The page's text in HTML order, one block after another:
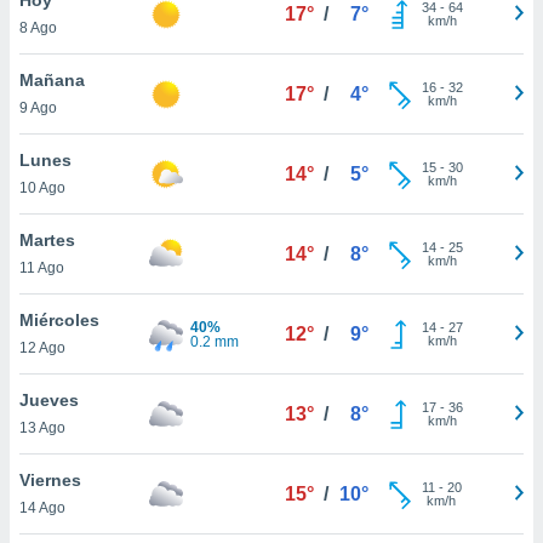
en
más
nuestra
de
cookies
aceptar
8 Ago
17° / 7° 34- 64
km/h
Mañana
9 Ago
17° / 4° 16- 32
km/h
Lunes
10 Ago
14° / 5° 15- 30
km/h
Martes
11 Ago
14° / 8° 14- 25
km/h
Miércoles
12 Ago
40%
0.2 mm
12° / 9° 14- 27
km/h
Jueves
13 Ago
13° / 8° 17- 36
km/h
Viernes
14 Ago
15° / 10° 11 - 20
km/h